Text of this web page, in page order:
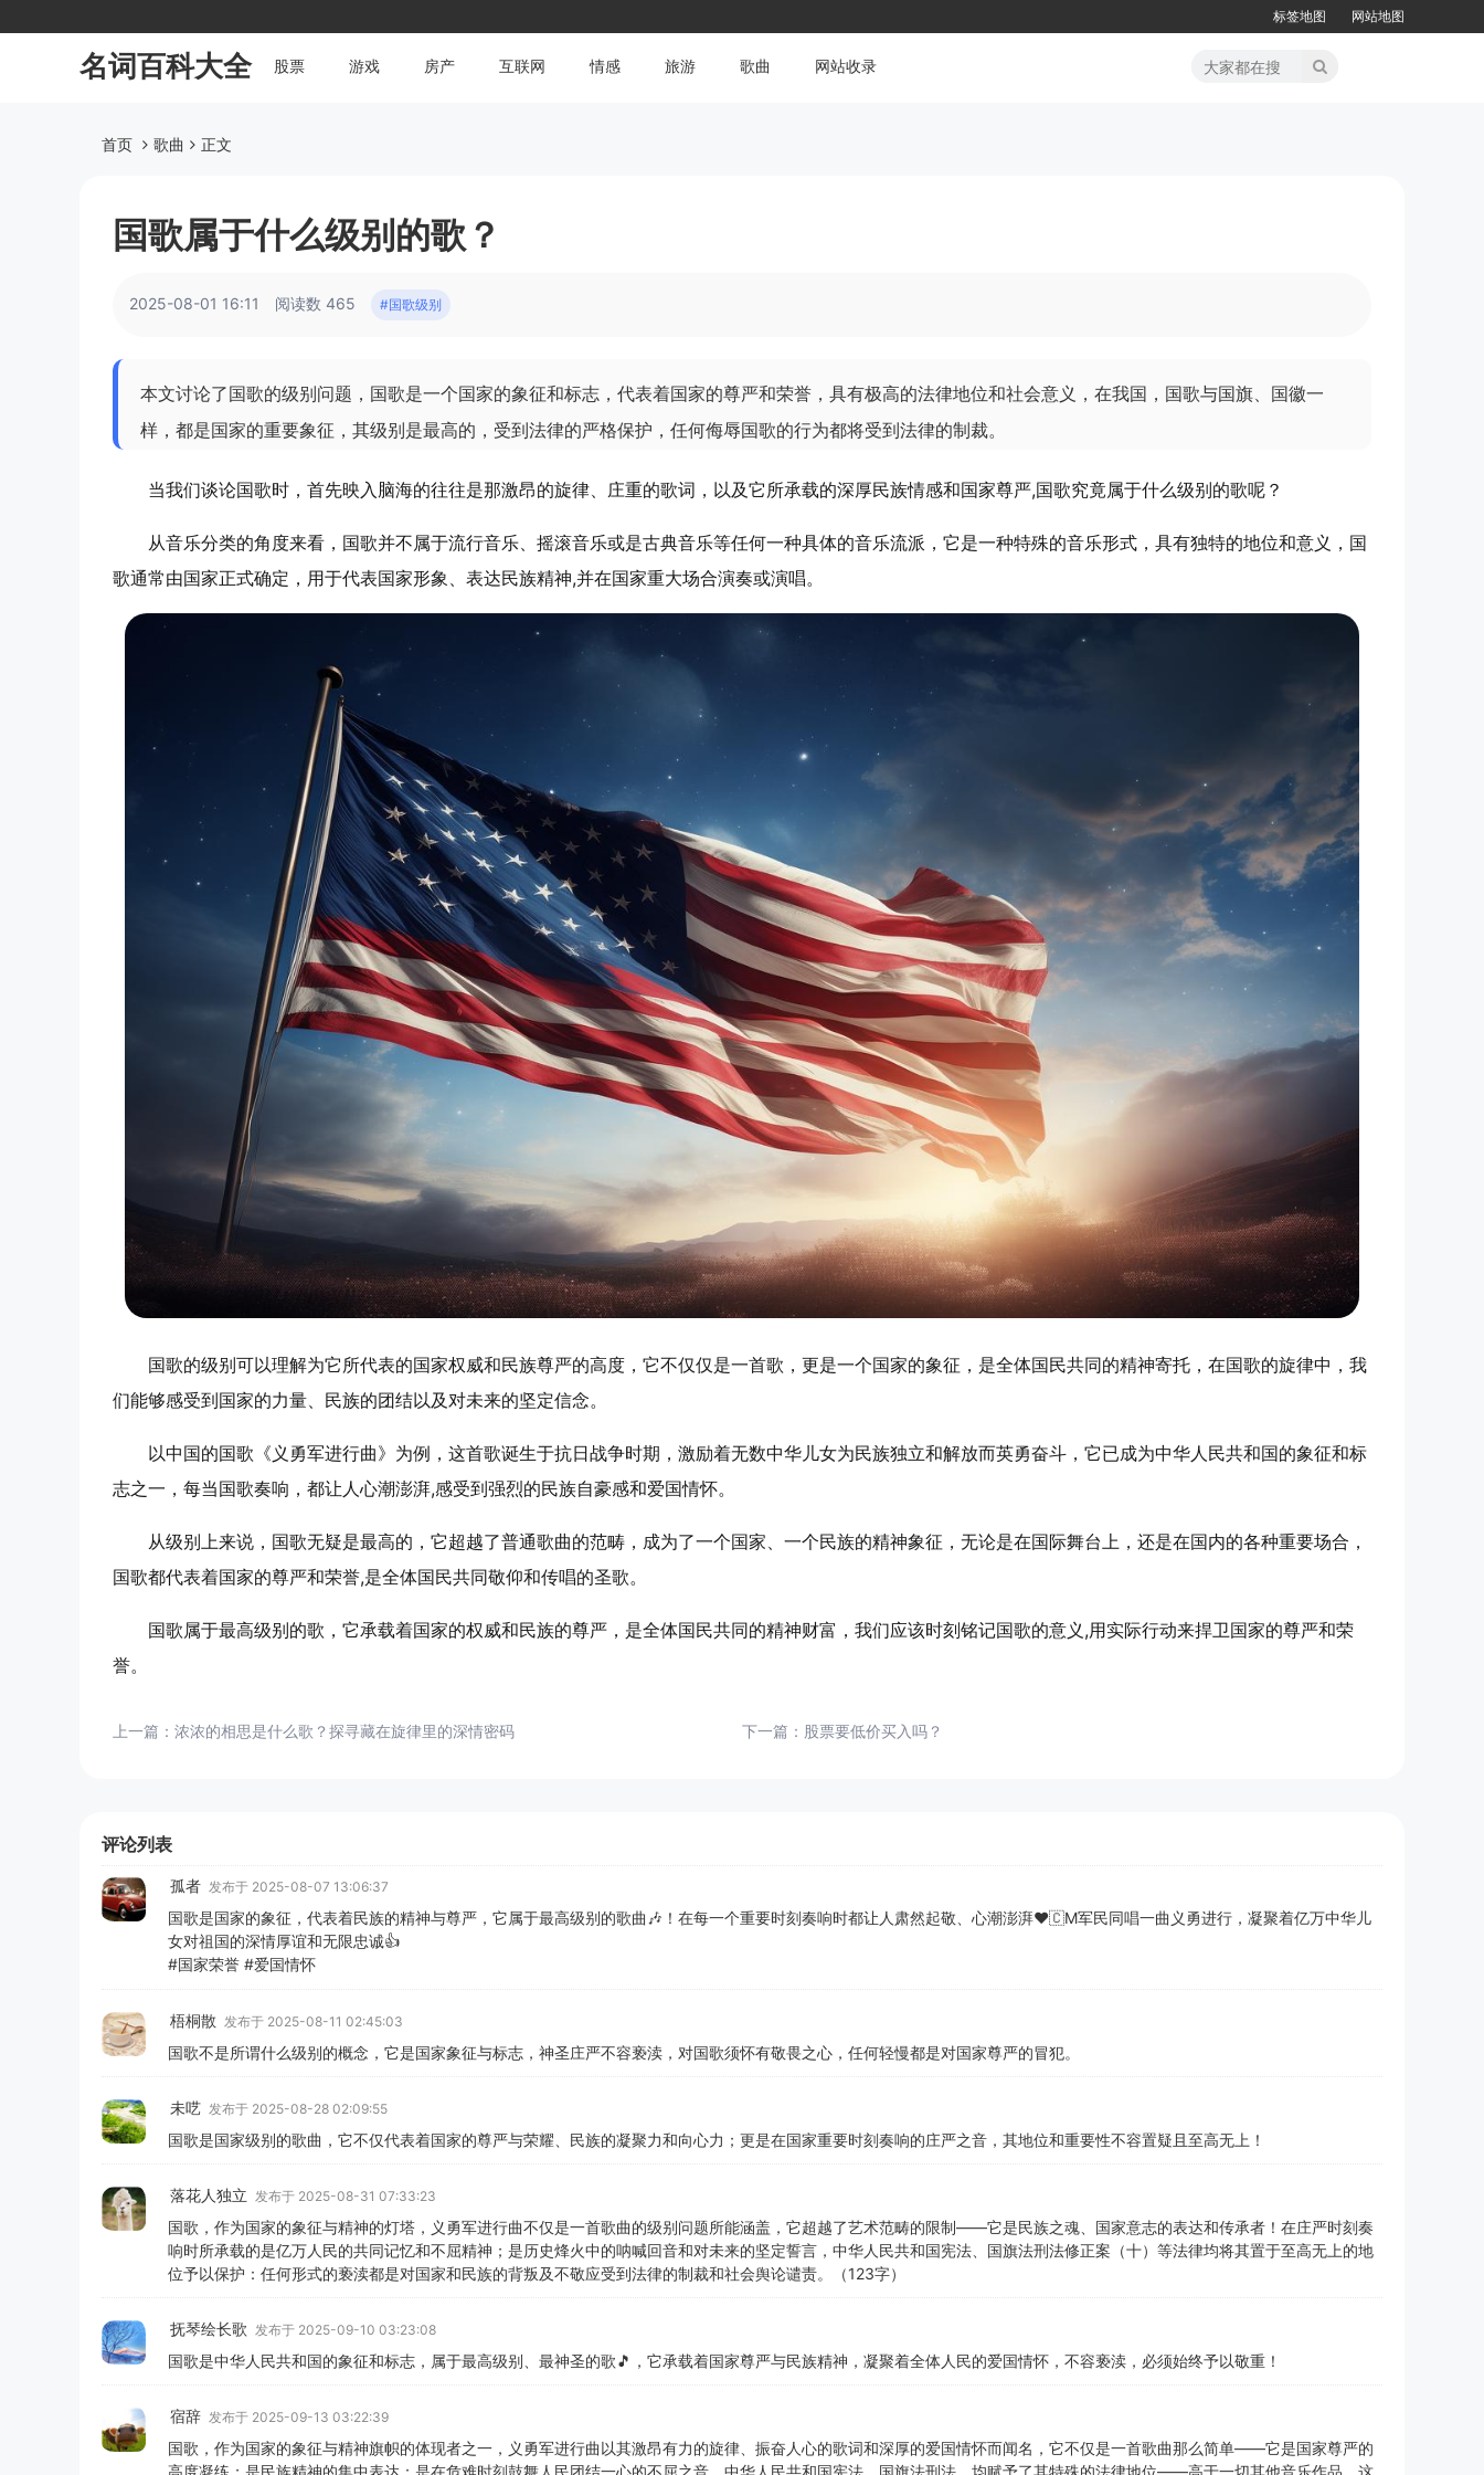
标签地图 网站地图
名词百科大全 股票 游戏 房产 互联网 情感 旅游 歌曲 网站收录
首页 歌曲 正文
国歌属于什么级别的歌？
2025-08-01 16:11 阅读数 465 #国歌级别
本文讨论了国歌的级别问题，国歌是一个国家的象征和标志，代表着国家的尊严和荣誉，具有极高的法律地位和社会意义，在我国，国歌与国旗、国徽一
样，都是国家的重要象征，其级别是最高的，受到法律的严格保护，任何侮辱国歌的行为都将受到法律的制裁。
当我们谈论国歌时，首先映入脑海的往往是那激昂的旋律、庄重的歌词，以及它所承载的深厚民族情感和国家尊严,国歌究竟属于什么级别的歌呢？
从音乐分类的角度来看，国歌并不属于流行音乐、摇滚音乐或是古典音乐等任何一种具体的音乐流派，它是一种特殊的音乐形式，具有独特的地位和意义，国
歌通常由国家正式确定，用于代表国家形象、表达民族精神,并在国家重大场合演奏或演唱。
国歌的级别可以理解为它所代表的国家权威和民族尊严的高度，它不仅仅是一首歌，更是一个国家的象征，是全体国民共同的精神寄托，在国歌的旋律中，我
们能够感受到国家的力量、民族的团结以及对未来的坚定信念。
以中国的国歌《义勇军进行曲》为例，这首歌诞生于抗日战争时期，激励着无数中华儿女为民族独立和解放而英勇奋斗，它已成为中华人民共和国的象征和标
志之一，每当国歌奏响，都让人心潮澎湃,感受到强烈的民族自豪感和爱国情怀。
从级别上来说，国歌无疑是最高的，它超越了普通歌曲的范畴，成为了一个国家、一个民族的精神象征，无论是在国际舞台上，还是在国内的各种重要场合，
国歌都代表着国家的尊严和荣誉,是全体国民共同敬仰和传唱的圣歌。
国歌属于最高级别的歌，它承载着国家的权威和民族的尊严，是全体国民共同的精神财富，我们应该时刻铭记国歌的意义,用实际行动来捍卫国家的尊严和荣
誉。
上一篇： 浓浓的相思是什么歌？探寻藏在旋律里的深情密码 下一篇： 股票要低价买入吗？
评论列表
孤者 发布于 2025-08-07 13:06:37
国歌是国家的象征，代表着民族的精神与尊严，它属于最高级别的歌曲🎶！在每一个重要时刻奏响时都让人肃然起敬、心潮澎湃❤️‍🇨️M军民同唱一曲义勇进行，凝聚着亿万中华儿
女对祖国的深情厚谊和无限忠诚👍
#国家荣誉 #爱国情怀
梧桐散 发布于 2025-08-11 02:45:03
国歌不是所谓什么级别的概念，它是国家象征与标志，神圣庄严不容亵渎，对国歌须怀有敬畏之心，任何轻慢都是对国家尊严的冒犯。
未呓 发布于 2025-08-28 02:09:55
国歌是国家级别的歌曲，它不仅代表着国家的尊严与荣耀、民族的凝聚力和向心力；更是在国家重要时刻奏响的庄严之音，其地位和重要性不容置疑且至高无上！
落花人独立 发布于 2025-08-31 07:33:23
国歌，作为国家的象征与精神的灯塔，义勇军进行曲不仅是一首歌曲的级别问题所能涵盖，它超越了艺术范畴的限制——它是民族之魂、国家意志的表达和传承者！在庄严时刻奏
响时所承载的是亿万人民的共同记忆和不屈精神；是历史烽火中的呐喊回音和对未来的坚定誓言，中华人民共和国宪法、国旗法刑法修正案（十）等法律均将其置于至高无上的地
位予以保护：任何形式的亵渎都是对国家和民族的背叛及不敬应受到法律的制裁和社会舆论谴责。（123字）
抚琴绘长歌 发布于 2025-09-10 03:23:08
国歌是中华人民共和国的象征和标志，属于最高级别、最神圣的歌🎵，它承载着国家尊严与民族精神，凝聚着全体人民的爱国情怀，不容亵渎，必须始终予以敬重！
宿辞 发布于 2025-09-13 03:22:39
国歌，作为国家的象征与精神旗帜的体现者之一，义勇军进行曲以其激昂有力的旋律、振奋人心的歌词和深厚的爱国情怀而闻名，它不仅是一首歌曲那么简单——它是国家尊严的